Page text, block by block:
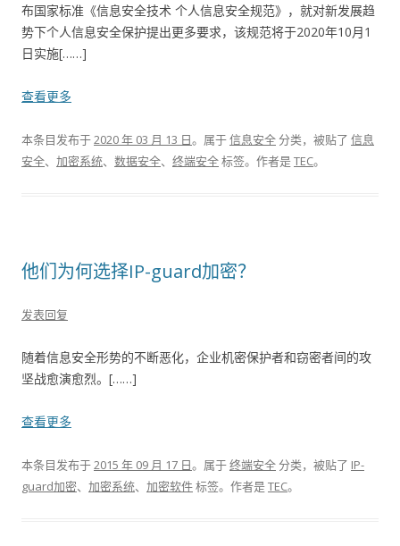
布国家标准《信息安全技术 个人信息安全规范》，就对新发展趋
势下个人信息安全保护提出更多要求，该规范将于2020年10月1
日实施[……]
查看更多
本条目发布于2020 年 03 月 13 日。属于信息安全分类，被贴了 信息
安全、 加密系统、 数据安全、 终端安全标签。 作者是TEC。
他们为何选择IP-guard加密？
发表回复
随着信息安全形势的不断恶化，企业机密保护者和窃密者间的攻
坚战愈演愈烈。[……]
查看更多
本条目发布于2015 年 09 月 17 日。属于终端安全分类，被贴了 IP-
guard加密、 加密系统、 加密软件标签。 作者是TEC。